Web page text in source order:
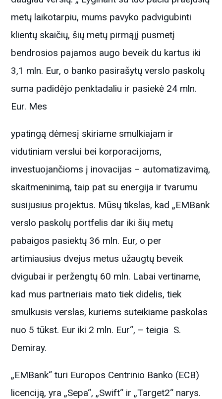
metų laikotarpiu, mums pavyko padvigubinti
klientų skaičių, šių metų pirmąjį pusmetį
bendrosios pajamos augo beveik du kartus iki
3,1 mln. Eur, o banko pasirašytų verslo paskolų
suma padidėjo penktadaliu ir pasiekė 24 mln.
Eur. Mes
ypatingą dėmesį skiriame smulkiajam ir
vidutiniam verslui bei korporacijoms,
investuojančioms į inovacijas – automatizavimą,
skaitmeninimą, taip pat su energija ir tvarumu
susijusius projektus. Mūsų tikslas, kad „EMBank
verslo paskolų portfelis dar iki šių metų
pabaigos pasiektų 36 mln. Eur, o per
artimiausius dvejus metus užaugtų beveik
dvigubai ir peržengtų 60 mln. Labai vertiname,
kad mus partneriais mato tiek didelis, tiek
smulkusis verslas, kuriems suteikiame paskolas
nuo 5 tūkst. Eur iki 2 mln. Eur“, – teigia S.
Demiray.
„EMBank“ turi Europos Centrinio Banko (ECB)
licenciją, yra „Sepa“, „Swift“ ir „Target2“ narys.